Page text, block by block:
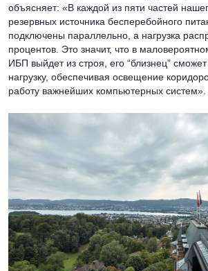
объясняет: «В каждой из пяти частей
резервных источника бесперебойного
подключены параллельно, а нагрузка
процентов. Это значит, что в
ИБП выйдет из строя, его “близнец”
нагрузку, обеспечивая освещение
работу важнейших компьютерных систем».